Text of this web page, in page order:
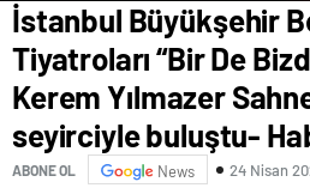
İstanbul Büyükşehir
Tiyatroları “Bir De
Kerem Yılmazer
seyirciyle buluştu-
ABONE OL News 24 Nisan